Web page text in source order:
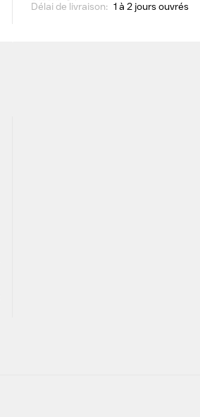
Délai de livraison: 1 à 2 jours ouvrés